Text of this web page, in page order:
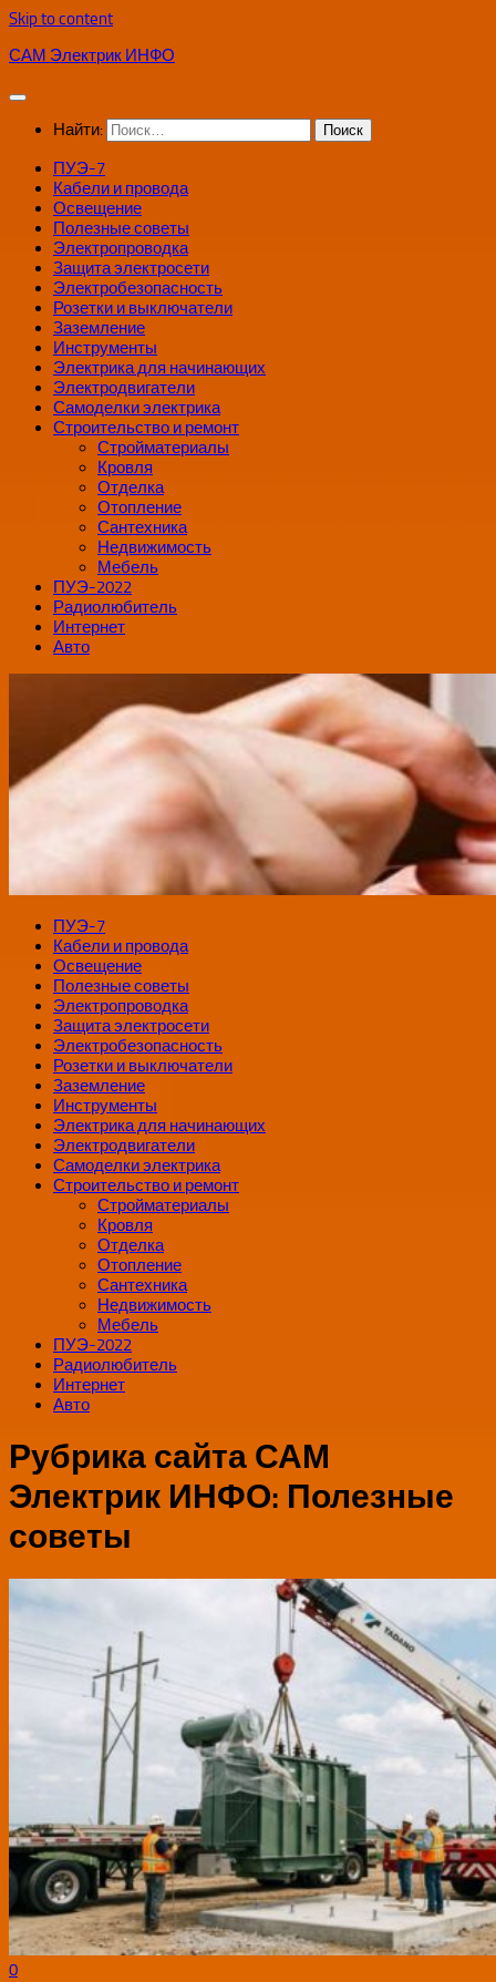
Skip to content
САМ Электрик ИНФО
Найти:
ПУЭ-7
Кабели и провода
Освещение
Полезные советы
Электропроводка
Защита электросети
Электробезопасность
Розетки и выключатели
Заземление
Инструменты
Электрика для начинающих
Электродвигатели
Самоделки электрика
Строительство и ремонт
Стройматериалы
Кровля
Отделка
Отопление
Сантехника
Недвижимость
Мебель
ПУЭ-2022
Радиолюбитель
Интернет
Авто
ПУЭ-7
Кабели и провода
Освещение
Полезные советы
Электропроводка
Защита электросети
Электробезопасность
Розетки и выключатели
Заземление
Инструменты
Электрика для начинающих
Электродвигатели
Самоделки электрика
Строительство и ремонт
Стройматериалы
Кровля
Отделка
Отопление
Сантехника
Недвижимость
Мебель
ПУЭ-2022
Радиолюбитель
Интернет
Авто
Рубрика сайта САМ
Электрик ИНФО: Полезные
советы
0